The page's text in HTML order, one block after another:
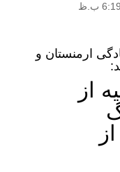
ارمنستان و
از